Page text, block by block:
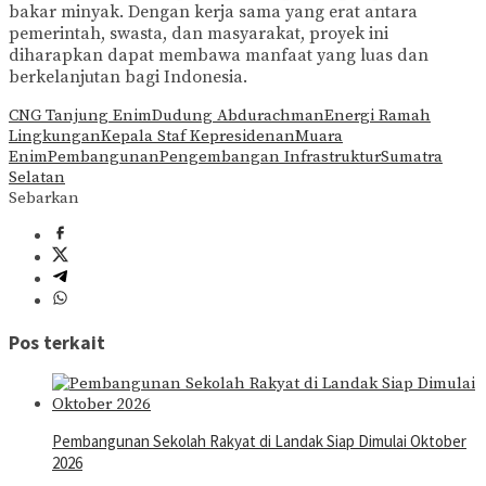
bakar minyak. Dengan kerja sama yang erat antara
pemerintah, swasta, dan masyarakat, proyek ini
diharapkan dapat membawa manfaat yang luas dan
berkelanjutan bagi Indonesia.
CNG Tanjung EnimDudung AbdurachmanEnergi Ramah
LingkunganKepala Staf KepresidenanMuara
EnimPembangunanPengembangan InfrastrukturSumatra
Selatan
Sebarkan
Pos terkait
Pembangunan Sekolah Rakyat di Landak Siap Dimulai Oktober
2026